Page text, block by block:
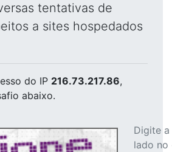
tentativas de
a sites hospedados
do IP 216.73.217.86,
abaixo.
Digite
lado no